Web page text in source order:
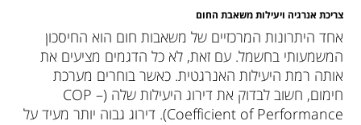
צריכת אנרגיה ויעילות משאבת החום
אחד היתרונות המרכזיים של משאבות חום הוא החיסכון
המשמעותי בחשמל. עם זאת, לא כל הדגמים מציעים את
אותה רמת היעילות האנרגטית. כאשר בוחרים מערכת
חימום, חשוב לבדוק את דירוג היעילות שלה (COP –
Coefficient of Performance). דירוג גבוה יותר מעיד על